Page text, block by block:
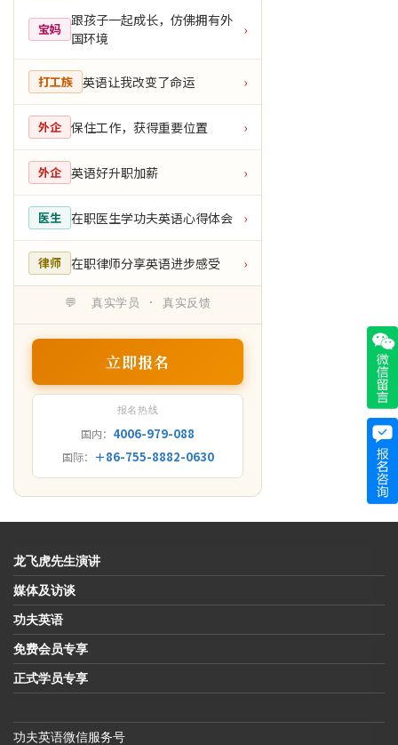
宝妈
跟孩子一起成长，仿佛拥有外
国环境
›
打工族 英语让我改变了命运 ›
外企 保住工作，获得重要位置 ›
外企 英语好升职加薪 ›
医生 在职医生学功夫英语心得体会 ›
律师 在职律师分享英语进步感受 ›
💬 真实学员 · 真实反馈
立即报名
报名热线
国内： 4006-979-088
国际： ＋86-755-8882-0630
龙飞虎先生演讲
媒体及访谈
功夫英语
免费会员专享
正式学员专享
功夫英语微信服务号